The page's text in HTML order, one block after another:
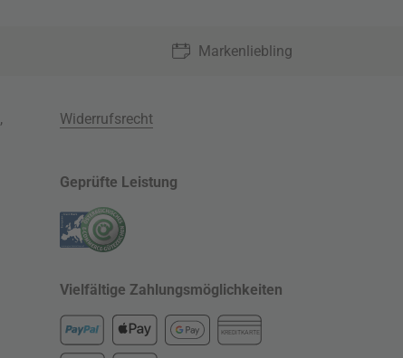
Markenliebling
,
Widerrufsrecht
Geprüfte Leistung
Vielfältige Zahlungsmöglichkeiten
KREDITKARTE